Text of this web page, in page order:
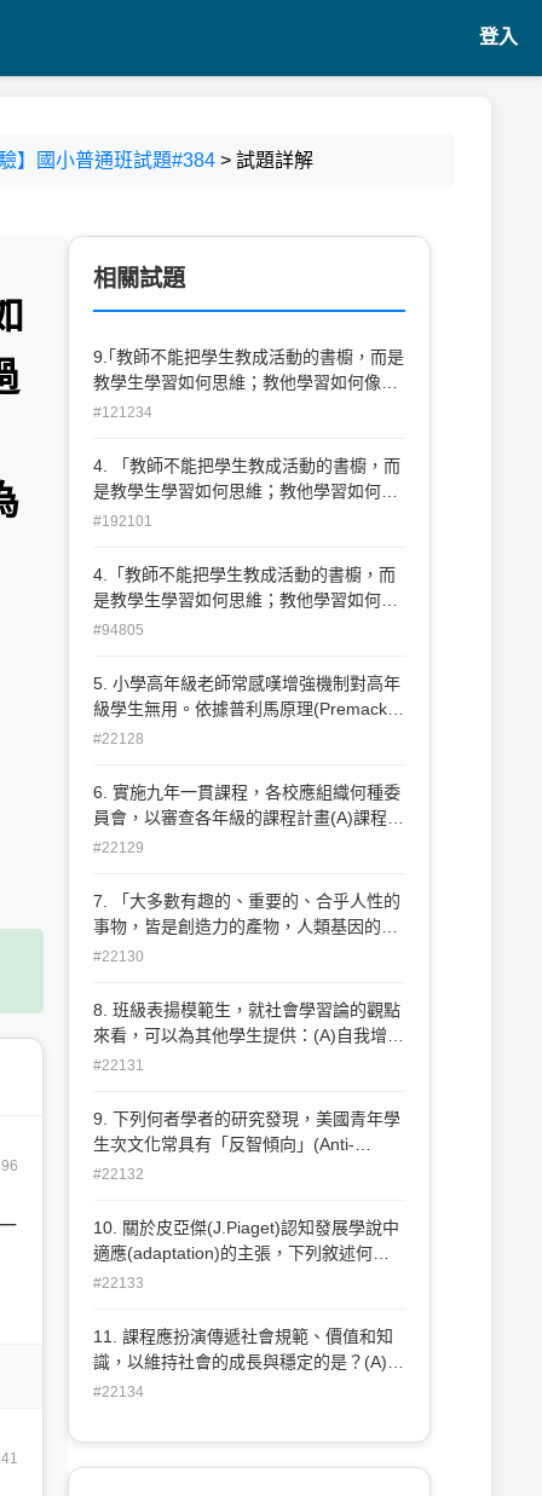
登入
】國小普通班試題#384 > 試題詳解
相關試題
9.｢教師不能把學生教成活動的書櫥，而是
教學生學習如何思維；教他學習如何像史
學 家研究史料一樣，從求知過程中組織屬
的教育學者為何？ (A)華生(Watson) (B)賀
恩(Horne) (C)柏隆姆(Bloom) (D)布魯納
#121234
4. 「教師不能把學生教成活動的書櫥，而
是教學生學習如何思維；教他學習如何像
史學家研究史料一樣，從求知過程中組織
法的教育學者為何？(A)布魯納(Bruner)
(B)巴夫洛夫(Pavlov)(C)柏隆姆(Bloom)
#192101
4.「教師不能把學生教成活動的書櫥，而
是教學生學習如何思維；教他學習如何像
史學家研究史料一樣，從求知過程中組織
法的教育學者為何？(A)布魯納(Bruner)
(B)巴夫洛夫(Pavlov)(C)柏隆姆(Bloom)
#94805
5. 小學高年級老師常感嘆增強機制對高年
級學生無用。依據普利馬原理(Premack
Principle)，可能的原因是：(A)增強機制
強物的適用性(C)以上皆是(D)以上皆非。
#22128
6. 實施九年一貫課程，各校應組織何種委
員會，以審查各年級的課程計畫(A)課程規
劃委員會(B)課程評審委員會(C)課程發展
#22129
7. 「大多數有趣的、重要的、合乎人性的
事物，皆是創造力的產物，人類基因的成
分有98％與猩猩相同⋯⋯若非創造力，人
看法的學者為何？(A)桑代克(Thorndike)
(B)其森米哈里(Csiksentmihalyi)(C)馬斯
#22130
8. 班級表揚模範生，就社會學習論的觀點
來看，可以為其他學生提供：(A)自我增強
的機會(B)替代增強的機會(C)自我調整
會。
#22131
9. 下列何者學者的研究發現，美國青年學
生次文化常具有「反智傾向」(Anti-
intellectualism)？(A)馬斯洛(Maslow) (B)
科爾曼(J.S.Coleman)
#22132
10. 關於皮亞傑(J.Piaget)認知發展學說中
適應(adaptation)的主張，下列敘述何者
不正確：(A)適應是一種因應環境，調整基
成平衡化的歷程(C)由於發展及環境改變，
認知的平衡化並不穩定(D)一旦產生失衡，
#22133
11. 課程應扮演傳遞社會規範、價值和知
識，以維持社會的成長與穩定的是？(A)結
構功能論(B)女性主義(C)新馬克斯主義(D)
#22134